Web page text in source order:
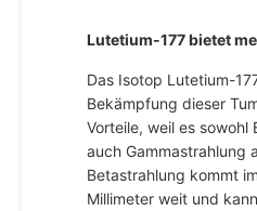
Lutetium-177 bietet
Das Isotop Lutetium-
Bekämpfung dieser
Vorteile, weil es sowohl
auch Gammastrahlung
Betastrahlung kommt
Millimeter weit und